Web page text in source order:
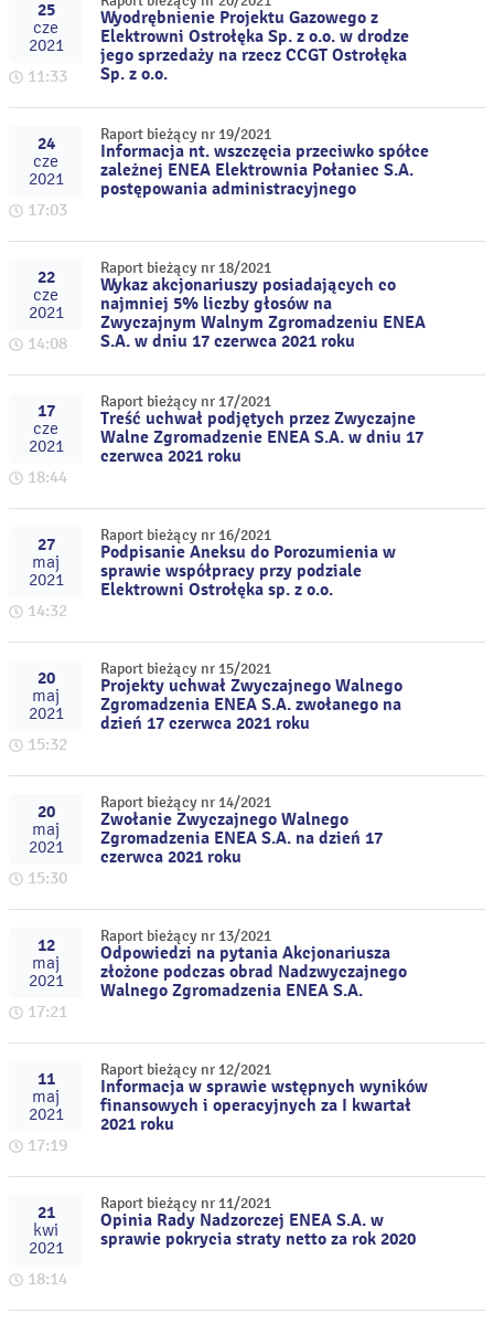
25
cze
2021
11:33
Wyodrębnienie Projektu Gazowego z
Elektrowni Ostrołęka Sp. z o.o. w drodze
jego sprzedaży na rzecz CCGT Ostrołęka
Sp. z o.o.
24
cze
2021
17:03
Raport bieżący nr 19/2021
Informacja nt. wszczęcia przeciwko spółce
zależnej ENEA Elektrownia Połaniec S.A.
postępowania administracyjnego
22
cze
2021
14:08
Raport bieżący nr 18/2021
Wykaz akcjonariuszy posiadających co
najmniej 5% liczby głosów na
Zwyczajnym Walnym Zgromadzeniu ENEA
S.A. w dniu 17 czerwca 2021 roku
17
cze
2021
18:44
Raport bieżący nr 17/2021
Treść uchwał podjętych przez Zwyczajne
Walne Zgromadzenie ENEA S.A. w dniu 17
czerwca 2021 roku
27
maj
2021
14:32
Raport bieżący nr 16/2021
Podpisanie Aneksu do Porozumienia w
sprawie współpracy przy podziale
Elektrowni Ostrołęka sp. z o.o.
20
maj
2021
15:32
Raport bieżący nr 15/2021
Projekty uchwał Zwyczajnego Walnego
Zgromadzenia ENEA S.A. zwołanego na
dzień 17 czerwca 2021 roku
20
maj
2021
15:30
Raport bieżący nr 14/2021
Zwołanie Zwyczajnego Walnego
Zgromadzenia ENEA S.A. na dzień 17
czerwca 2021 roku
12
maj
2021
17:21
Raport bieżący nr 13/2021
Odpowiedzi na pytania Akcjonariusza
złożone podczas obrad Nadzwyczajnego
Walnego Zgromadzenia ENEA S.A.
11
maj
2021
17:19
Raport bieżący nr 12/2021
Informacja w sprawie wstępnych wyników
finansowych i operacyjnych za I kwartał
2021 roku
21
kwi
2021
18:14
Raport bieżący nr 11/2021
Opinia Rady Nadzorczej ENEA S.A. w
sprawie pokrycia straty netto za rok 2020